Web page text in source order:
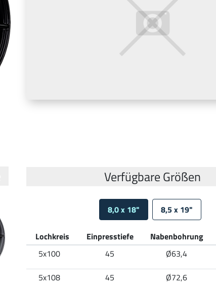
Verfügbare Größen
8,0 x 18" 8,5 x 19"
Lochkreis Einpresstiefe
Nabenbohrung
5x100
45
Ø63,4
5x108
45
Ø72,6